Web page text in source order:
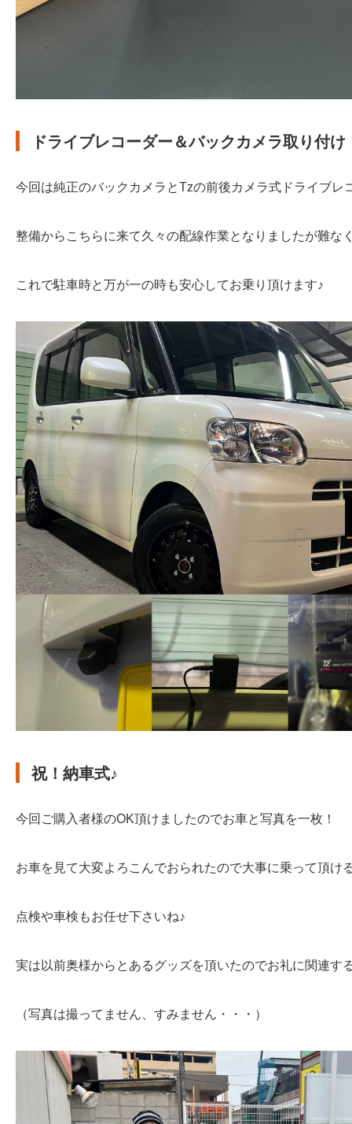
ドライブレコーダー＆バックカメラ取り付け
今回は純正のバックカメラとTzの前後カメラ式ドライブレ
整備からこちらに来て久々の配線作業となりましたが難な
これで駐車時と万が一の時も安心してお乗り頂けます♪
祝！納車式♪
今回ご購入者様のOK頂けましたのでお車と写真を一枚！
お車を見て大変よろこんでおられたので大事に乗って頂け
点検や車検もお任せ下さいね♪
実は以前奥様からとあるグッズを頂いたのでお礼に関連す
（写真は撮ってません、すみません・・・）